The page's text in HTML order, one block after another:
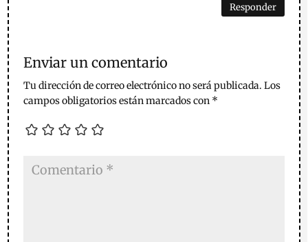
Responder
Enviar un comentario
Tu dirección de correo electrónico no será publicada. Los
campos obligatorios están marcados con *